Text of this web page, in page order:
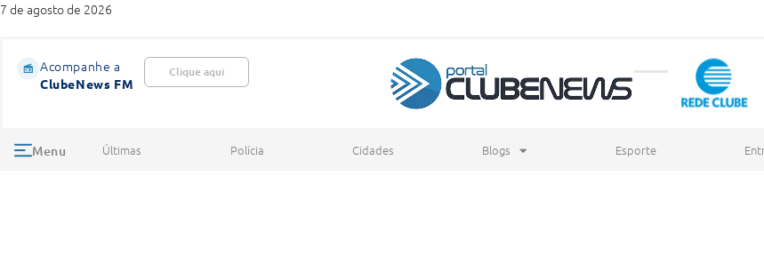
7 de agosto de 2026
Acompanhe a
ClubeNews FM
Clique aqui
Menu Últimas Polícia Cidades Blogs Esporte